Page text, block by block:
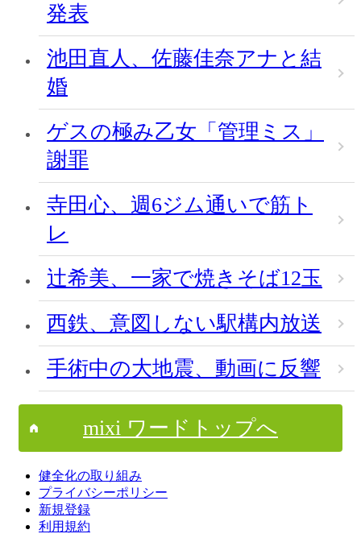
発表
池田直人、佐藤佳奈アナと結
婚
ゲスの極み乙女「管理ミス」
謝罪
寺田心、週6ジム通いで筋ト
レ
辻希美、一家で焼きそば12玉
西鉄、意図しない駅構内放送
手術中の大地震、動画に反響
mixi ワードトップへ
健全化の取り組み
プライバシーポリシー
新規登録
利用規約